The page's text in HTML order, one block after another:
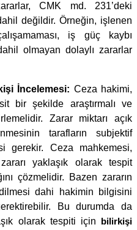
CMK md. 231’deki
değildir. Örneğin, işlenen
iş güç kaybı
olmayan dolaylı zararlar
İncelemesi: Ceza hakimi,
bir şekilde araştırmalı ve
Zarar miktarı açık
tarafların subjektif
gerekir. Ceza mahkemesi,
yaklaşık olarak tespit
çözmelidir. Bazen zararın
dahi hakimin bilgisini
Bu durumda da
olarak tespiti için bilirkişi